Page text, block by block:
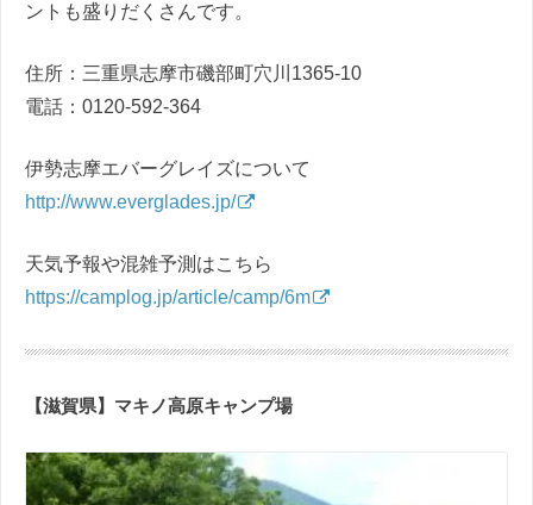
ントも盛りだくさんです。
住所：三重県志摩市磯部町穴川1365-10
電話：0120-592-364
伊勢志摩エバーグレイズについて
http://www.everglades.jp/
天気予報や混雑予測はこちら
https://camplog.jp/article/camp/6m
【滋賀県】マキノ高原キャンプ場